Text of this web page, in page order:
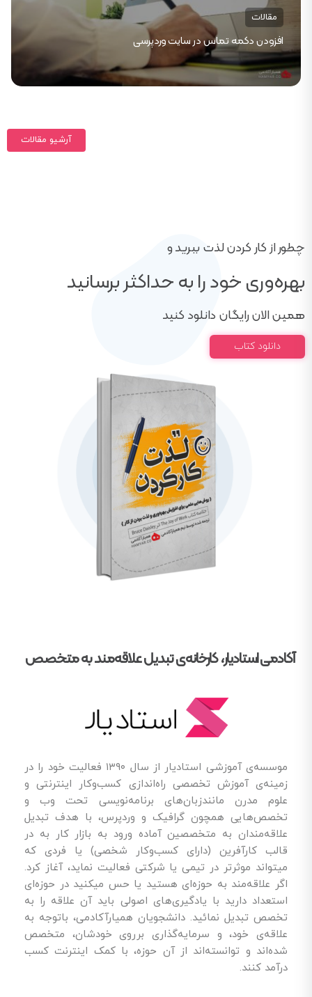
مقالات
افزودن دکمه تماس در سایت وردپرسی
آرشیو مقالات
چطور از کار کردن لذت ببرید و
بهره‌وری خود را به حداکثر برسانید
همین الان رایگان دانلود کنید
دانلود کتاب
آکادمی استادیار، کارخانه‌ی تبدیل علاقه‌مند به متخصص
موسسه‌ی آموزشی استادیار از سال ۱۳۹۰ فعالیت خود را در
زمینه‌ی آموزش تخصصی راه‌اندازی کسب‌و‌کار اینترنتی و
علوم مدرن مانندزبان‌های برنامه‌نویسی تحت وب و
تخصص‌هایی همچون گرافیک و وردپرس، با هدف تبدیل
علاقه‌مندان به متخصصین آماده ورود به بازار کار به در
قالب کارآفرین (دارای کسب‌وکار شخصی) یا فردی که
میتواند موثرتر در تیمی یا شرکتی فعالیت نماید، آغاز کرد.
اگر علاقه‌مند به حوزه‌ای هستید یا حس میکنید در حوزه‌ای
استعداد دارید با یادگیری‌های اصولی باید آن علاقه را به
تخصص تبدیل نمائید. دانشجویان همیارآکادمی، باتوجه به
علاقه‌ی خود، و سرمایه‌گذاری برروی خودشان، متخصص
شده‌اند و توانسته‌اند از آن حوزه، با کمک اینترنت کسب
درآمد کنند.